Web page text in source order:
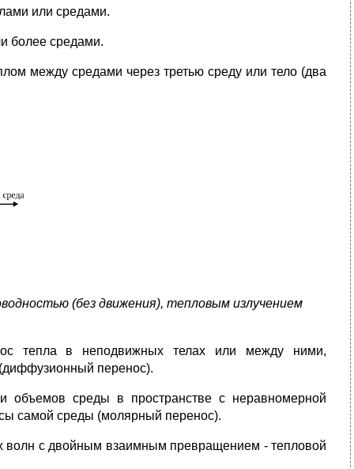
или средами.
более средами.
между средами через третью среду или тело (два
(без движения), тепловым излучением
тепла в неподвижных телах или между ними,
перенос).
объемов среды в пространстве с неравномерной
самой среды (молярный перенос).
волн с двойным взаимным превращением - тепловой